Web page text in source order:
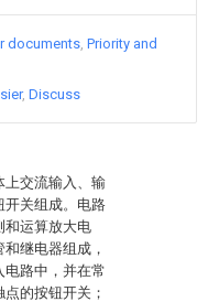
上交流输入、输
开关组成。电路
和运算放大电
继电器组成，
电路中，并在常
的按钮开关；
documents Priority and
Discuss